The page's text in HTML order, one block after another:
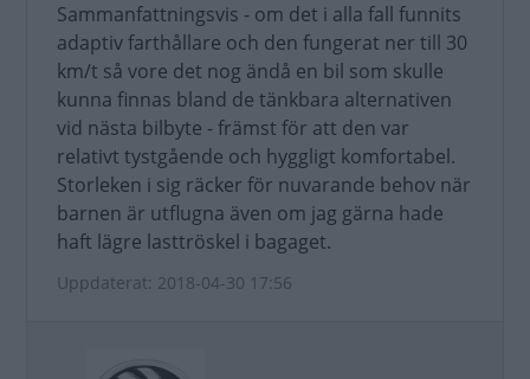
Sammanfattningsvis - om det i alla fall funnits
adaptiv farthållare och den fungerat ner till 30
km/t så vore det nog ändå en bil som skulle
kunna finnas bland de tänkbara alternativen
vid nästa bilbyte - främst för att den var
relativt tystgående och hyggligt komfortabel.
Storleken i sig räcker för nuvarande behov när
barnen är utflugna även om jag gärna hade
haft lägre lasttröskel i bagaget.
Uppdaterat: 2018-04-30 17:56